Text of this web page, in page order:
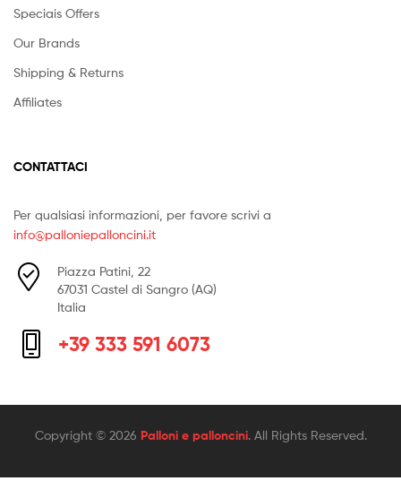
Speciais Offers
Our Brands
Shipping & Returns
Affiliates
CONTATTACI
Per qualsiasi informazioni, per favore scrivi a
info@palloniepalloncini.it
Piazza Patini, 22
67031 Castel di Sangro (AQ)
Italia
+39 333 591 6073
Copyright © 2026 Palloni e palloncini. All Rights Reserved.